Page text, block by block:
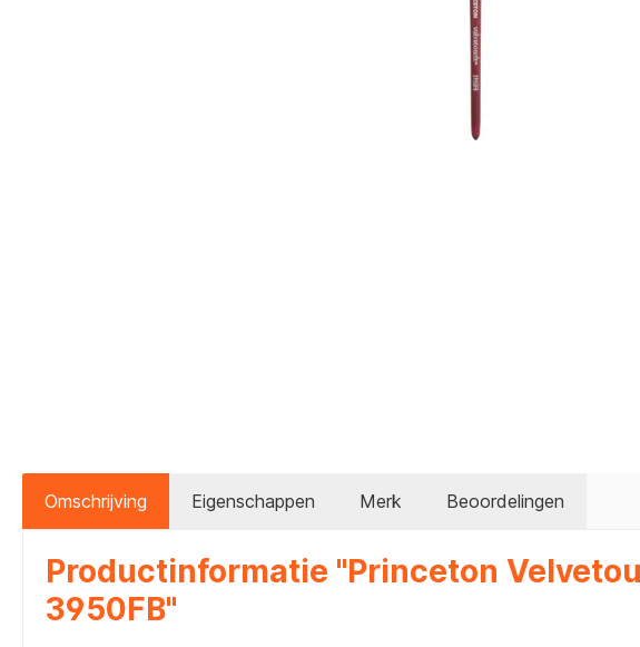
Omschrijving Eigenschappen Merk Beoordelingen
Productinformatie "Princeton
3950FB"